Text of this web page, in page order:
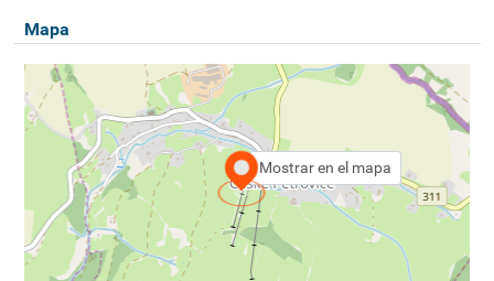
Mapa
Mostrar en el mapa